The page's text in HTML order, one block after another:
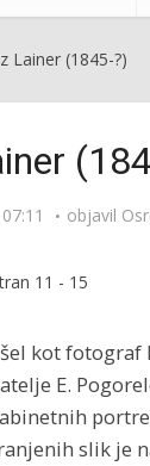
Lainer (1845-?)
objavil
11 - 15
kot
E.
slik je